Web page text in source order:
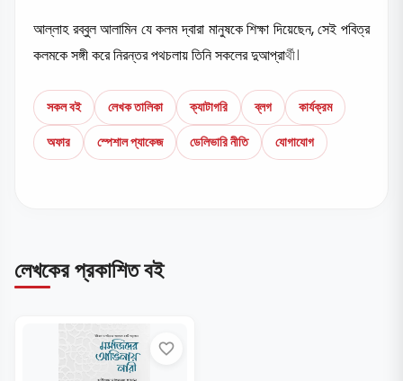
আল্লাহ রব্বুল আলামিন যে কলম দ্বারা মানুষকে শিক্ষা দিয়েছেন, সেই পবিত্র
কলমকে সঙ্গী করে নিরন্তর পথচলায় তিনি সকলের দুআপ্রার্থী।
সকল বই লেখক তালিকা ক্যাটাগরি ব্লগ
কার্যক্রম
অফার
স্পেশাল প্যাকেজ ডেলিভারি নীতি যোগাযোগ
লেখকের প্রকাশিত বই
favorite_border